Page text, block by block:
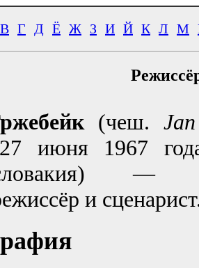
В Г Д Ё Ж З И Й К Л М
(чеш.
июня 1967
—
и